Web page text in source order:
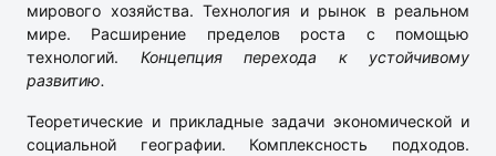
мирового хозяйства. Технология и рынок в реальном
мире. Расширение пределов роста с помощью
технологий. Концепция перехода к устойчивому
развитию.
Теоретические и прикладные задачи экономической и
социальной географии. Комплексность подходов.